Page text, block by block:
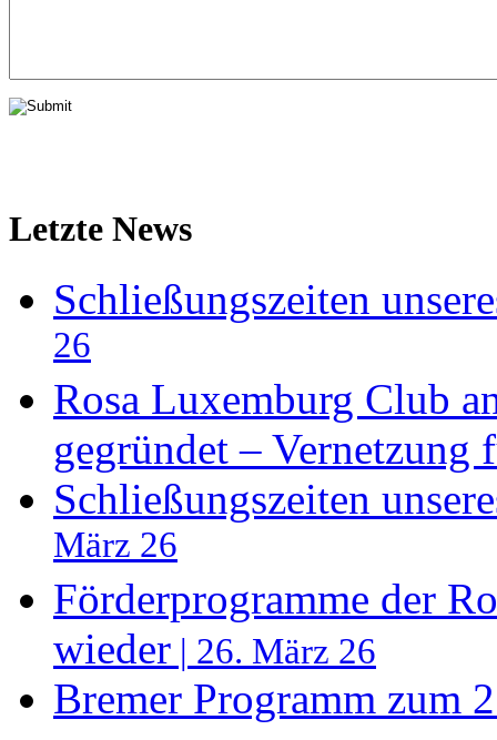
Letzte News
Schließungszeiten
26
Rosa Luxemburg Club
gegründet – Vernetzung
Schließungszeiten
März 26
Förderprogramme der
wieder | 26. März 26
Bremer Programm zum